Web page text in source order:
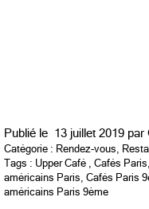
Publié le 13 juillet 2019 par
Catégorie : Rendez-vous,
Tags : Upper Café , Cafés Paris,
américains Paris, Cafés Paris
américains Paris 9ème